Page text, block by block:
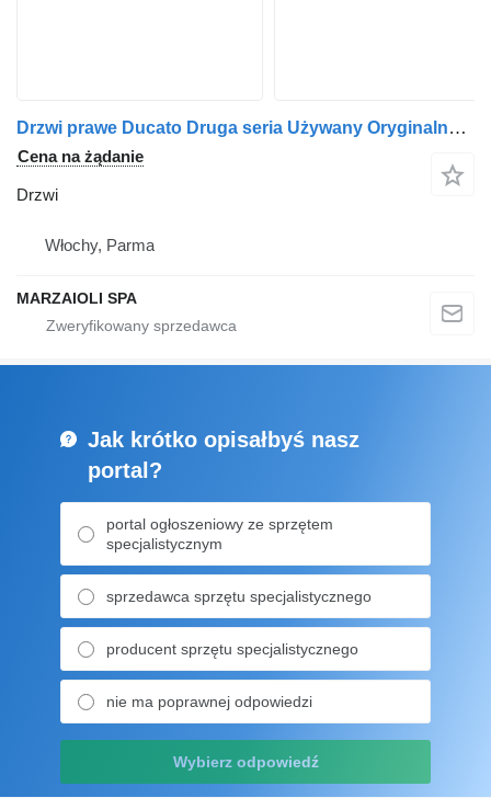
Drzwi prawe Ducato Druga seria Używany Oryginalny do ciężarówki Fiat Ducato 1994-2006
Cena na żądanie
Drzwi
Włochy, Parma
MARZAIOLI SPA
Jak krótko opisałbyś nasz
portal?
portal ogłoszeniowy ze sprzętem
specjalistycznym
sprzedawca sprzętu specjalistycznego
producent sprzętu specjalistycznego
nie ma poprawnej odpowiedzi
Wybierz odpowiedź